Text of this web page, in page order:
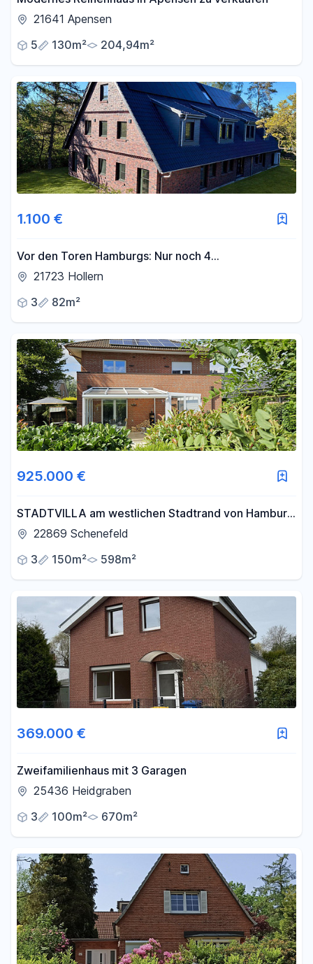
21641 Apensen
5
130m² 204,94m²
1.100 €
Vor den Toren Hamburgs: Nur noch 4
Traumwohnungen zw. 82 m2 u. 92 m2 Wfl. - ab 1.100
21723 Hollern
3
82m²
925.000 €
STADTVILLA am westlichen Stadtrand von Hamburg
direkt am Forst Klövensteen
22869 Schenefeld
3
150m² 598m²
369.000 €
Zweifamilienhaus mit 3 Garagen
25436 Heidgraben
3
100m² 670m²